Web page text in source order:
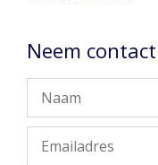
Neem